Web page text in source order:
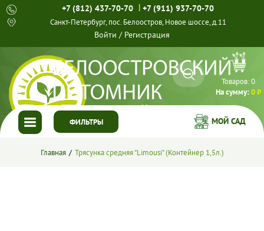
+7 (812) 437-70-70 | +7 (911) 937-70-70
Санкт-Петербург, пос. Белоостров, Новое шоссе, д.11
Войти / Регистрация
Товаров:0
На сумму:0 ₽
ФИЛЬТРЫ
ГЛАВНАЯ
МОЙ САД
Главная Трясунка средняя "Limousi" (Контейнер 1,5л.)